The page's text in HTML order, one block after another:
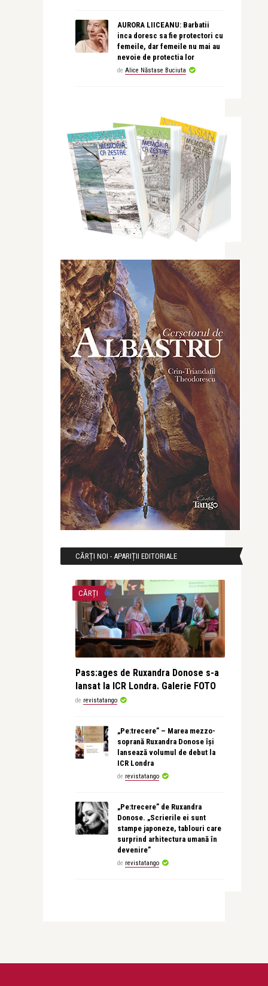
AURORA LIICEANU: Barbatii
inca doresc sa fie protectori cu
femeile, dar femeile nu mai au
nevoie de protectia lor
de Alice Năstase Buciuta
CĂRȚI NOI - APARIȚII EDITORIALE
CĂRȚI
Pass:ages de Ruxandra Donose s-a
lansat la ICR Londra. Galerie FOTO
de revistatango
„Pe:trecere” – Marea mezzo-
soprană Ruxandra Donose își
lansează volumul de debut la
ICR Londra
de revistatango
„Pe:trecere” de Ruxandra
Donose. „Scrierile ei sunt
stampe japoneze, tablouri care
surprind arhitectura umană în
devenire”
de revistatango